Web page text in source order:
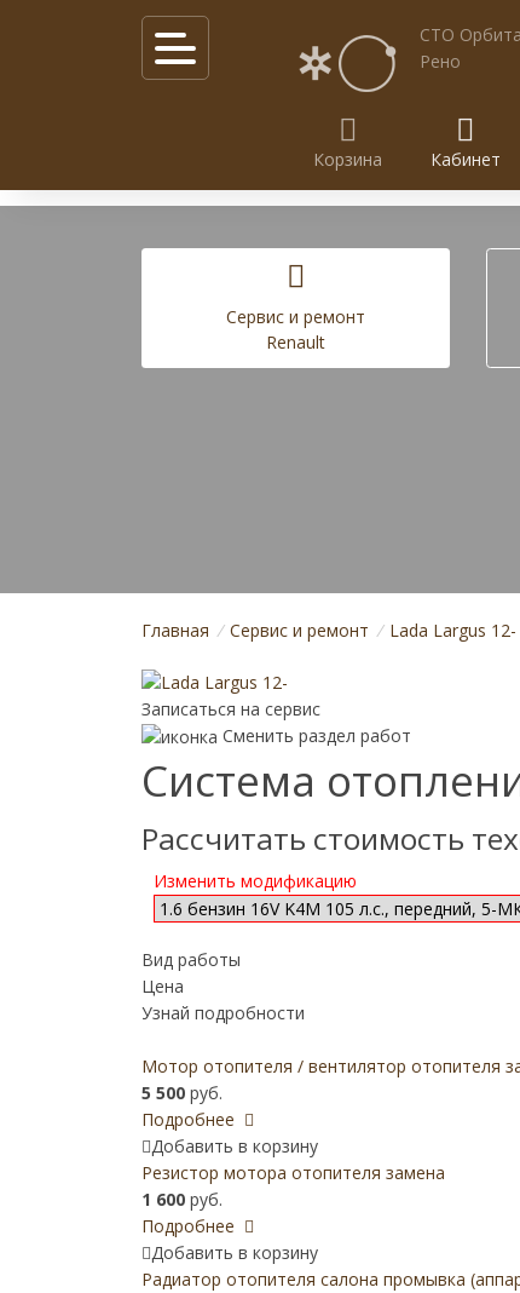
СТО Орбита
Рено
Корзина Кабинет
Калькулятор услуг Акции
Cервис и ремонт
Renault
Главная / Cервис и ремонт / Lada Largus 12-
Записаться на сервис
Сменить раздел работ
Система
Рассчитать стоимость
Изменить модификацию
Вид работы
Цена
Узнай подробности
Мотор отопителя / вентилятор отопителя
5 500 руб.
Подробнее
Добавить в корзину
Резистор мотора отопителя замена
1 600 руб.
Подробнее
Добавить в корзину
Радиатор отопителя салона промывка